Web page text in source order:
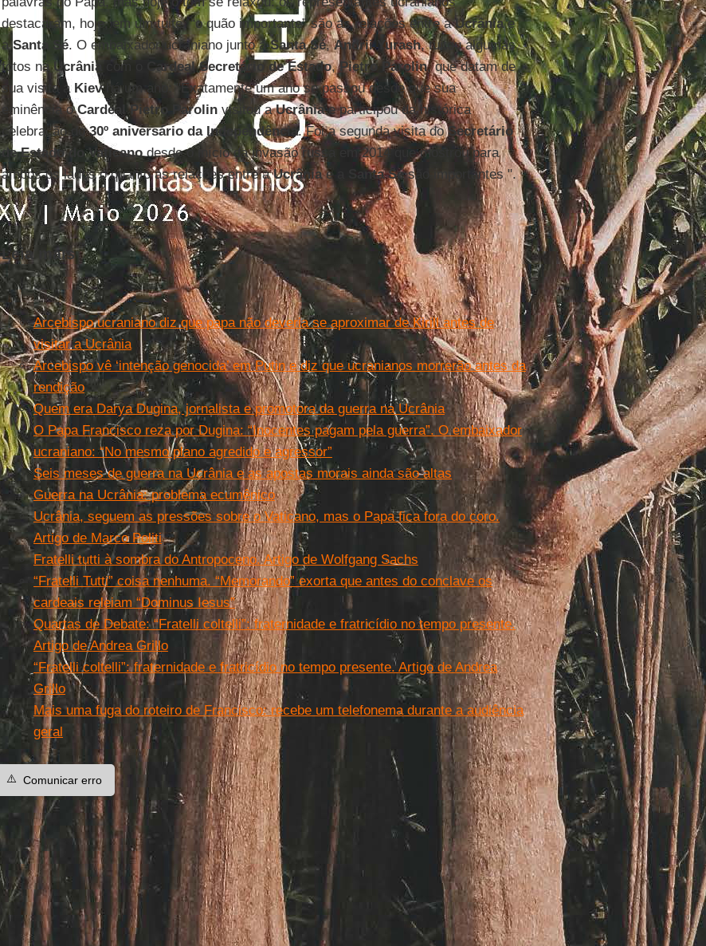
destacaram, hoje, em um tuite, “o quão importante” são as relações entre aUcrâniae
aSanta Sé. O embaixador ucraniano junto àSanta Sé,Andrii Yurash, tuitou algumas
fotos naUcrânia com o Cardeal Secretário de Estado,Pietro Parolin, que datam de
sua visita aKievhá um ano: "Exatamente um ano se passou desde que sua
eminência oCardeal Pietro Parolinvisitou aUcrâniae participou da histórica
celebração do30º aniversário da Independência. Foi a segunda visita doSecretário
de Estado do Vaticanodesde o início da invasão russa em 2014 que mostrou para
ambos os lados o quanto as relações entre aUcrâniae a Santa Sésão importantes ".
Leia mais
Arcebispo ucraniano diz que papa não deveria se aproximar de Kirill antes de
visitar a Ucrânia
Arcebispo vê ‘intenção genocida’ em Putin e diz que ucranianos morrerão antes da
rendição
Quem era Darya Dugina, jornalista e promotora da guerra na Ucrânia
O Papa Francisco reza por Dugina: “Inocentes pagam pela guerra”. O embaixador
ucraniano: “No mesmo plano agredido e agressor”
Seis meses de guerra na Ucrânia e as apostas morais ainda são altas
Guerra na Ucrânia: problema ecumênico
Ucrânia, seguem as pressões sobre o Vaticano, mas o Papa fica fora do coro.
Artigo de Marco Politi
Fratelli tutti à sombra do Antropoceno. Artigo de Wolfgang Sachs
“Fratelli Tutti” coisa nenhuma. “Memorando” exorta que antes do conclave os
cardeais releiam “Dominus Iesus”
Quartas de Debate: “Fratelli coltelli”: fraternidade e fratricídio no tempo presente.
Artigo de Andrea Grillo
“Fratelli coltelli”: fraternidade e fratricídio no tempo presente. Artigo de Andrea
Grillo
Mais uma fuga do roteiro de Francisco: recebe um telefonema durante a audiência
geral
⚠️ Comunicar erro